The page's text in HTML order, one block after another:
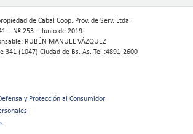
de Cabal Coop. Prov. de Serv. Ltda.
– Nº 253 – Junio de 2019
RUBÉN MANUEL VÁZQUEZ
341 (1047) Ciudad de Bs. As. Tel.:4891-2600
y Protección al Consumidor